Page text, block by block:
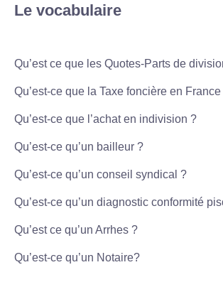
Le vocabulaire
Qu’est ce que les Quotes-Parts de
Qu’est-ce que la Taxe foncière en France
Qu’est-ce que l’achat en indivision ?
Qu’est-ce qu’un bailleur ?
Qu’est-ce qu’un conseil syndical ?
Qu’est-ce qu’un diagnostic conformité
Qu’est ce qu’un Arrhes ?
Qu’est-ce qu’un Notaire?